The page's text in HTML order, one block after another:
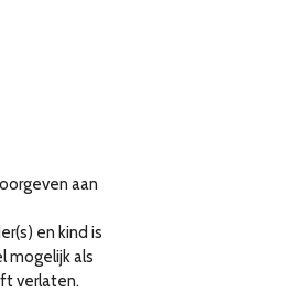
aan
en kind is
mogelijk als
verlaten.